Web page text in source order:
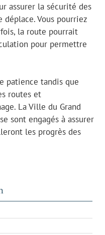
assurer la sécurité des
Vous pourriez
la route pourrait
pour permettre
patience tandis que
routes et
La Ville du Grand
sont engagés à assurer
les progrès des